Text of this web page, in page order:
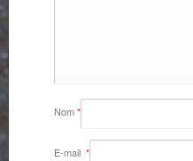
Nom*
E-mail *